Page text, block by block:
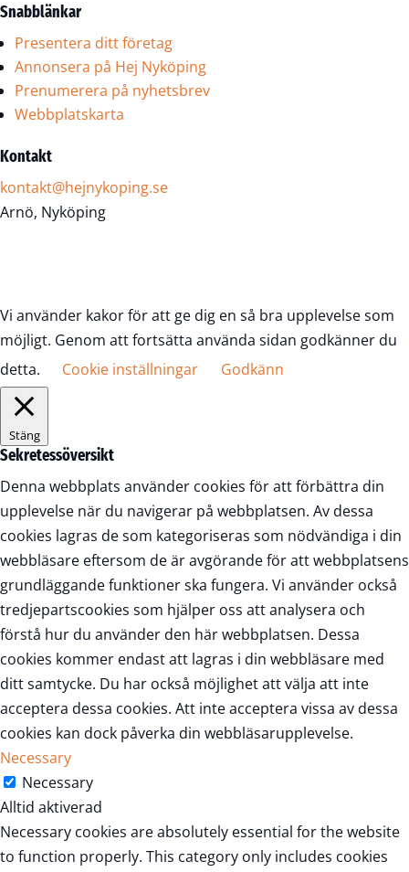
Snabblänkar
Presentera ditt företag
Annonsera på Hej Nyköping
Prenumerera på nyhetsbrev
Webbplatskarta
Kontakt
kontakt@hejnykoping.se
Arnö, Nyköping
Vi använder kakor för att ge dig en så bra upplevelse som
möjligt. Genom att fortsätta använda sidan godkänner du
detta.
Cookie inställningar Godkänn
Stäng
Sekretessöversikt
Denna webbplats använder cookies för att förbättra din
upplevelse när du navigerar på webbplatsen. Av dessa
cookies lagras de som kategoriseras som nödvändiga i din
webbläsare eftersom de är avgörande för att webbplatsens
grundläggande funktioner ska fungera. Vi använder också
tredjepartscookies som hjälper oss att analysera och
förstå hur du använder den här webbplatsen. Dessa
cookies kommer endast att lagras i din webbläsare med
ditt samtycke. Du har också möjlighet att välja att inte
acceptera dessa cookies. Att inte acceptera vissa av dessa
cookies kan dock påverka din webbläsarupplevelse.
Necessary
Necessary
Alltid aktiverad
Necessary cookies are absolutely essential for the website
to function properly. This category only includes cookies